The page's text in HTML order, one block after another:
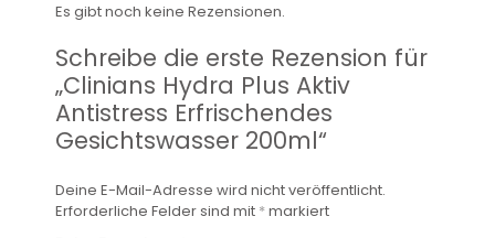
Es gibt noch keine Rezensionen.
Schreibe die erste Rezension für
„Clinians Hydra Plus Aktiv
Antistress Erfrischendes
Gesichtswasser 200ml“
Deine E-Mail-Adresse wird nicht veröffentlicht.
Erforderliche Felder sind mit *markiert